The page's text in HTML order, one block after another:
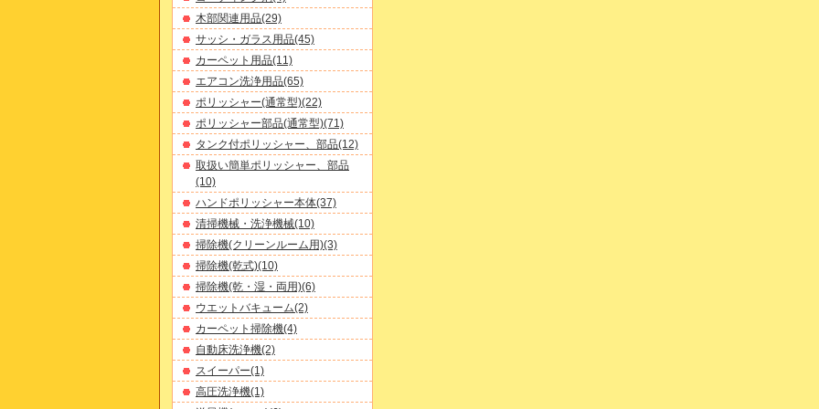
木部関連用品(29)
サッシ・ガラス用品(45)
カーペット用品(11)
エアコン洗浄用品(65)
ポリッシャー(通常型)(22)
ポリッシャー部品(通常型)(71)
タンク付ポリッシャー、部品(12)
取扱い簡単ポリッシャー、部品
(10)
ハンドポリッシャー本体(37)
清掃機械・洗浄機械(10)
掃除機(クリーンルーム用)(3)
掃除機(乾式)(10)
掃除機(乾・湿・両用)(6)
ウエットバキューム(2)
カーペット掃除機(4)
自動床洗浄機(2)
スイーパー(1)
高圧洗浄機(1)